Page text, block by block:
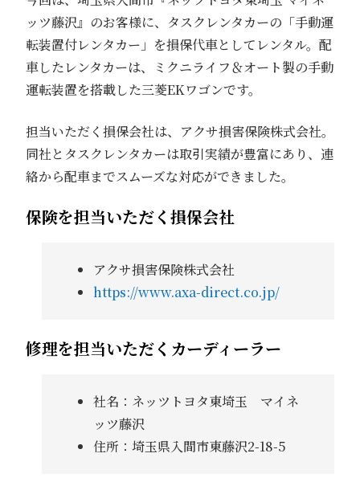
ッツ藤沢』のお客様に、タスクレンタカーの「手動運
転装置付レンタカー」を損保代車としてレンタル。配
車したレンタカーは、ミクニライフ＆オート製の手動
運転装置を搭載した三菱EKワゴンです。
担当いただく損保会社は、アクサ損害保険株式会社。
同社とタスクレンタカーは取引実績が豊富にあり、連
絡から配車までスムーズな対応ができました。
保険を担当いただく損保会社
アクサ損害保険株式会社
https://www.axa-direct.co.jp/
修理を担当いただくカーディーラー
社名：ネッツトヨタ東埼玉 マイネ
ッツ藤沢
住所：埼玉県入間市東藤沢2-18-5